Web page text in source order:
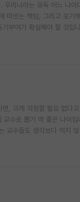
우리나라는 유독 어느 나
따르는 책임, 그리고 포기
부여가 확실해야 할 것입니
, 크게 걱정할 필요 없다
수로 뽑기 딱 좋은 나이
교수들도 생각보다 적지 않